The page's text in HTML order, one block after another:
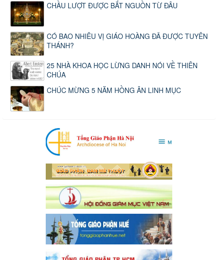
CHẦU LƯỢT ĐƯỢC BẮT NGUỒN TỪ ĐÂU
CÓ BAO NHIÊU VỊ GIÁO HOÀNG ĐÃ ĐƯỢC TUYÊN
THÁNH?
25 NHÀ KHOA HỌC LỪNG DANH NÓI VỀ THIÊN
CHÚA
CHÚC MỪNG 5 NĂM HỒNG ÂN LINH MỤC